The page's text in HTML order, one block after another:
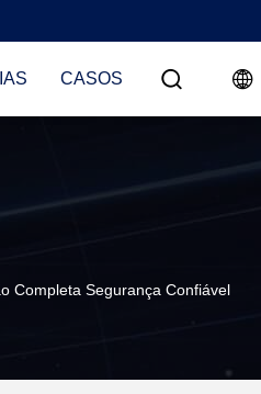
CASOS
Completa Segurança Confiável